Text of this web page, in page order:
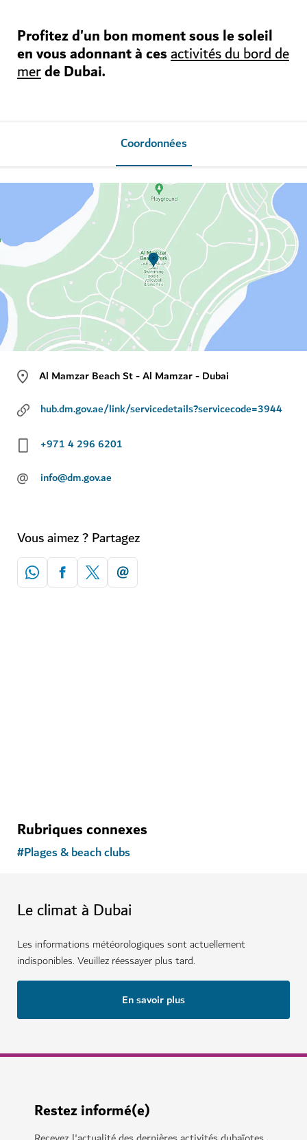
Profitez d'un bon moment sous le soleil
en vous adonnant à cesactivités du bord de
merde Dubai.
Coordonnées
Al Mamzar Beach St - Al Mamzar - Dubai
hub.dm.gov.ae/link/servicedetails?servicecode=3944
+971 4 296 6201
@ info@dm.gov.ae
Vous aimez ? Partagez
PLAGES & BEACH CLUBS
Sports nautiques, collation en bord de mer et journée
d'amusement sous le soleil